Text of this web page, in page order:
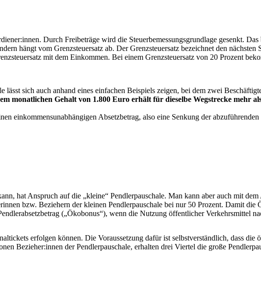
Durch Freibeträge wird die Steuerbemessungsgrundlage gesenkt.
hängt vom Grenzsteuersatz ab. Der Grenzsteuersatz bezeichnet den
mit dem Einkommen. Bei einem Grenzsteuersatz von 20 Prozent
sich auch anhand eines einfachen Beispiels zeigen, bei dem zwei
monatlichen Gehalt von 1.800 Euro erhält für dieselbe Wegstrecke mehr
einkommensunabhängigen Absetzbetrag, also eine Senkung der
hat Anspruch auf die „kleine“ Pendlerpauschale. Man kann aber auch mit
bzw. Beziehern der kleinen Pendlerpauschale bei nur 50 Prozent. Damit die
(„Ökobonus“), wenn die Nutzung öffentlicher Verkehrsmittel
erfolgen können. Die Voraussetzung dafür ist selbstverständlich, dass
Bezieher:innen der Pendlerpauschale, erhalten drei Viertel die große